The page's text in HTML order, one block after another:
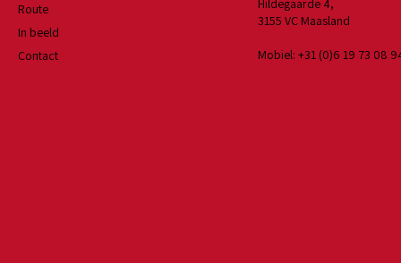
Route
In beeld
Contact
Hildegaarde 4,
3155 VC Maasland
Mobiel: +31 (0)6 19 73 08